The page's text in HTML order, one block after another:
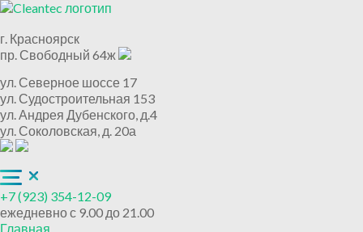
г. Красноярск
пр. Свободный 64ж
ул. Северное шоссе 17
ул. Судостроительная 153
ул. Андрея Дубенского, д.4
ул. Соколовская, д. 20а
+7 (923) 354-12-09
ежедневно с 9.00 до 21.00
Главная